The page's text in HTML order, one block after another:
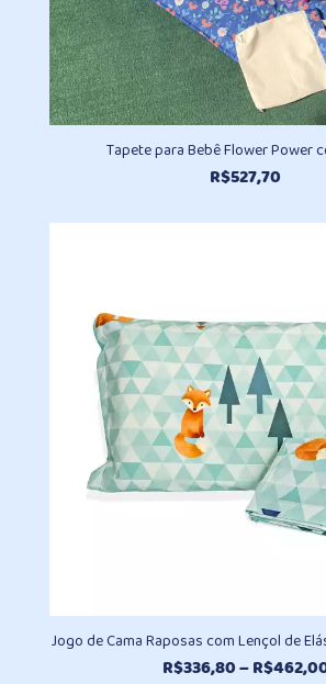
Tapete para Bebê Flower Power
R$527,70
Jogo de Cama Raposas com Lençol de
R$336,80–R$